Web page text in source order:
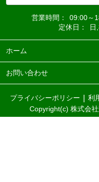
営業時間：
09:00～
定休日：
日
ホーム
お問い合わせ
プライバシーポリシー 利
Copyright(c) 株式会